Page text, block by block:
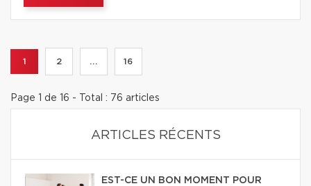
1 2 ... 16
Page 1 de 16 - Total : 76 articles
ARTICLES RÉCENTS
EST-CE UN BON MOMENT POUR